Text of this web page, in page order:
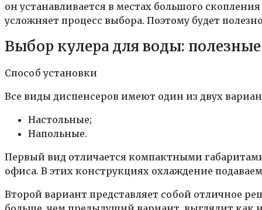
он устанавливается в местах большого
усложняет процесс выбора. Поэтому будет
Выбор кулера для воды:
Способ установки
Все виды диспенсеров имеют один из двух
Настольные;
Напольные.
Первый вид отличается компактными
офиса. В этих конструкциях охлаждение
Второй вариант представляет собой отличное